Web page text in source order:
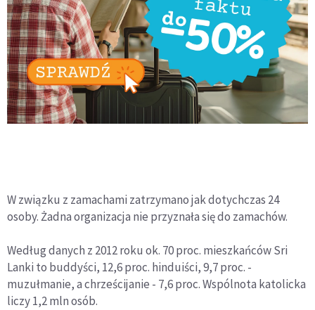
W związku z zamachami zatrzymano jak dotychczas 24
osoby. Żadna organizacja nie przyznała się do zamachów.
Według danych z 2012 roku ok. 70 proc. mieszkańców Sri
Lanki to buddyści, 12,6 proc. hinduiści, 9,7 proc. -
muzułmanie, a chrześcijanie - 7,6 proc. Wspólnota katolicka
liczy 1,2 mln osób.